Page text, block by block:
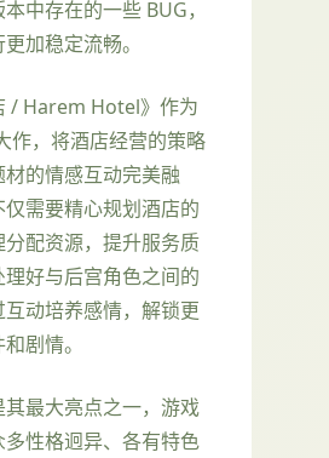
中存在的一些 BUG，
加稳定流畅。
/ Harem Hotel》作为
作，将酒店经营的策略
的情感互动完美融
需要精心规划酒店的
配资源，提升服务质
好与后宫角色之间的
动培养感情，解锁更
剧情。
其最大亮点之一，游戏
多性格迥异、各有特色